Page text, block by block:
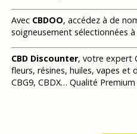
Avec CBDOO, accédez à de
soigneusement sélectionnées
CBD Discounter, votre expert
fleurs, résines, huiles, vapes et
CBG9, CBDX… Qualité